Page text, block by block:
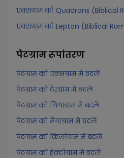
एक्सग्राम को Quadrans (Biblical
एक्सग्राम को Lepton (Biblical
पेटग्रामरूपांतरण
पेटग्राम को एक्सग्राम में बदलें
पेटग्राम को टेरग्राम में बदलें
पेटग्राम को गिगाग्राम में बदलें
पेटग्राम को मैगाग्राम में बदलें
पेटग्राम को किलोग्राम में बदलें
पेटग्राम को हेक्टोग्राम में बदलें